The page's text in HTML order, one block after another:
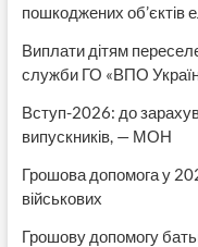
пошкоджених об’єктів
Виплати дітям
служби ГО «ВПО
Вступ-2026: до
випускників, — МОН
Грошова допомога у
військових
Грошову допомогу